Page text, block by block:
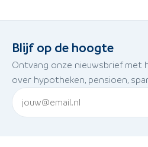
Blijf op de hoogte
Ontvang onze nieuwsbrief met
over hypotheken, pensioen,